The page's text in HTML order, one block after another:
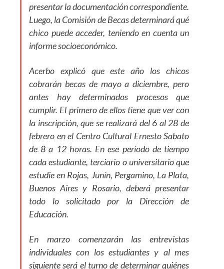
presentar la documentación correspondiente.
Luego, la Comisión de Becas determinará qué
chico puede acceder, teniendo en cuenta un
informe socioeconómico.
Acerbo explicó que este año los chicos
cobrarán becas de mayo a diciembre, pero
antes hay determinados procesos que
cumplir. El primero de ellos tiene que ver con
la inscripción, que se realizará del 6 al 28 de
febrero en el Centro Cultural Ernesto Sabato
de 8 a 12 horas. En ese período de tiempo
cada estudiante, terciario o universitario que
estudie en Rojas, Junín, Pergamino, La Plata,
Buenos Aires y Rosario, deberá presentar
todo lo solicitado por la Dirección de
Educación.
En marzo comenzarán las entrevistas
individuales con los estudiantes y al mes
siguiente será el turno de determinar quiénes